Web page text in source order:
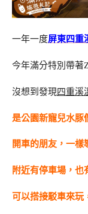
一年一度屏東四重
今年滿分特別帶著
沒想到發現四重溪
是公園新寵兒水豚
開車的朋友，一樣
附近有停車場，也
可以搭接駁車來玩